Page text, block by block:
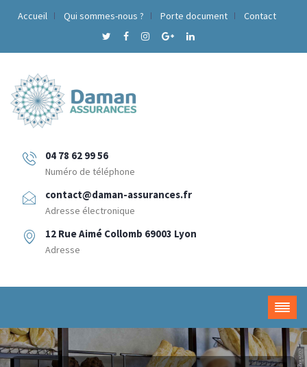
Accueil Qui sommes-nous ? Porte document Contact
04 78 62 99 56
Numéro de téléphone
contact@daman-assurances.fr
Adresse électronique
12 Rue Aimé Collomb 69003 Lyon
Adresse